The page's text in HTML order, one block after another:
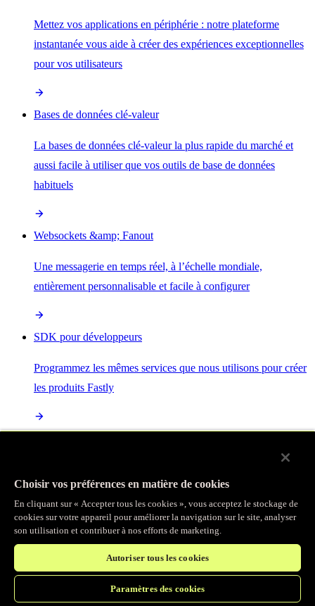
Mettez vos applications en périphérie : notre plateforme
instantanée vous aide à créer des expériences exceptionnelles
pour vos utilisateurs
Bases de données clé-valeur
La bases de données clé-valeur la plus rapide du marché et
aussi facile à utiliser que vos outils de base de données
habituels
Websockets &amp; Fanout
Une messagerie en temps réel, à l’échelle mondiale,
entièrement personnalisable et facile à configurer
SDK pour développeurs
Programmez les mêmes services que nous utilisons pour créer
les produits Fastly
sur des normes ouvertes et intégrée à la suite complète de
produits Fastly
Accélérez vos charges de travail d’IA et gagnez en efficacité
Choisir vos préférences en matière de cookies
En cliquant sur « Accepter tous les cookies », vous acceptez le stockage de
cookies sur votre appareil pour améliorer la navigation sur le site, analyser
son utilisation et contribuer à nos efforts de marketing.
Autoriser tous les cookies
Paramètres des cookies